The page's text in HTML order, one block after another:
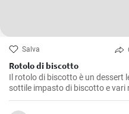
Salva
Rotolo di biscotto
Il rotolo di biscotto è un dessert
sottile impasto di biscotto e vari